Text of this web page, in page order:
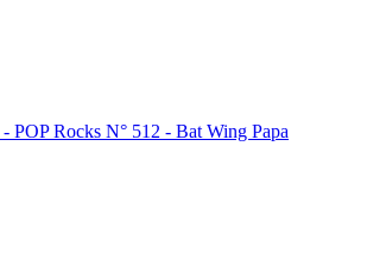
POP Rocks N° 512 - Bat Wing Papa